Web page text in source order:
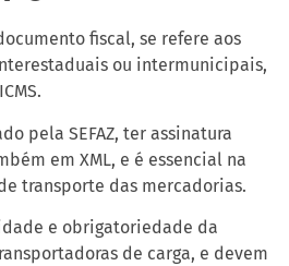
fiscal, se refere aos
ou intermunicipais,
pela SEFAZ, ter assinatura
em XML, e é essencial na
transporte das mercadorias.
e obrigatoriedade da
de carga, e devem